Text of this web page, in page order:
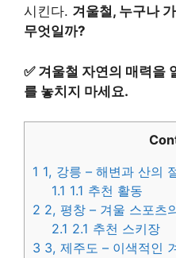
시킨다. 겨울철, 누구나
무엇일까?
✅ 겨울철 자연의 매력을
를 놓치지 마세요.
1 1, 강릉 – 해변과 산의
1.1 1.1 추천 활동
2 2, 평창 – 겨울 스포츠
2.1 2.1 추천 스키장
3 3, 제주도 – 이색적인